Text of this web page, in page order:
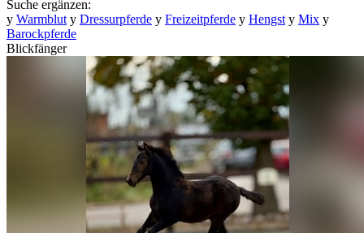
Suche ergänzen:
y Warmblut y Dressurpferde y Freizeitpferde y Hengst y Mix y
Barockpferde
Blickfänger